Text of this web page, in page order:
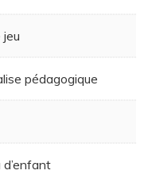
pédagogique